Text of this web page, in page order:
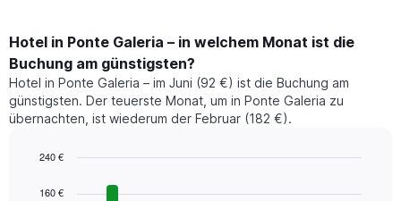
Hotel in Ponte Galeria – in welchem Monat ist die
Buchung am günstigsten?
Hotel in Ponte Galeria – im Juni (92 €) ist die Buchung am
günstigsten. Der teuerste Monat, um in Ponte Galeria zu
übernachten, ist wiederum der Februar (182 €).
chart
graphic.
160 €
240 €